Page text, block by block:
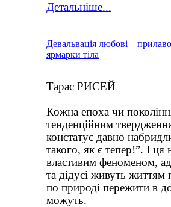
Детальніше...
Девальвація любові –
ярмарки тіла
Тарас РИСЕЙ
Кожна епоха чи
тенденційним
констатує давно
такого, як є тепер!”. І ця
властивим феноменом,
та дідусі живуть
по природі пережити в
можуть.